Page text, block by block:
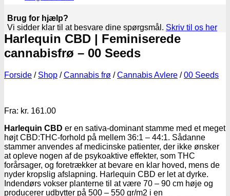
Brug for hjælp?
Vi sidder klar til at besvare dine spørgsmål. Skriv til os her
Harlequin CBD | Feminiserede
cannabisfrø – 00 Seeds
Forside / Shop / Cannabis frø / Cannabis Avlere / 00 Seeds
Fra: kr. 161.00
Harlequin CBD er en sativa-dominant stamme med et meget
højt CBD:THC-forhold på mellem 36:1 – 44:1. Sådanne
stammer anvendes af medicinske patienter, der ikke ønsker
at opleve nogen af de psykoaktive effekter, som THC
forårsager, og foretrækker at bevare en klar hoved, mens de
nyder kropslig afslapning. Harlequin CBD er let at dyrke.
Indendørs vokser planterne til at være 70 – 90 cm høje og
producerer udbytter på 500 – 550 gr/m2 i en